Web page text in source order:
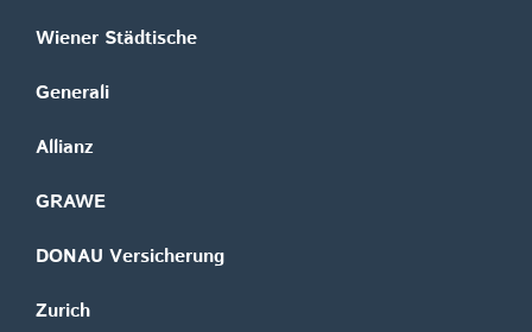
Wiener Städtische
Generali
Allianz
GRAWE
DONAU Versicherung
Zurich